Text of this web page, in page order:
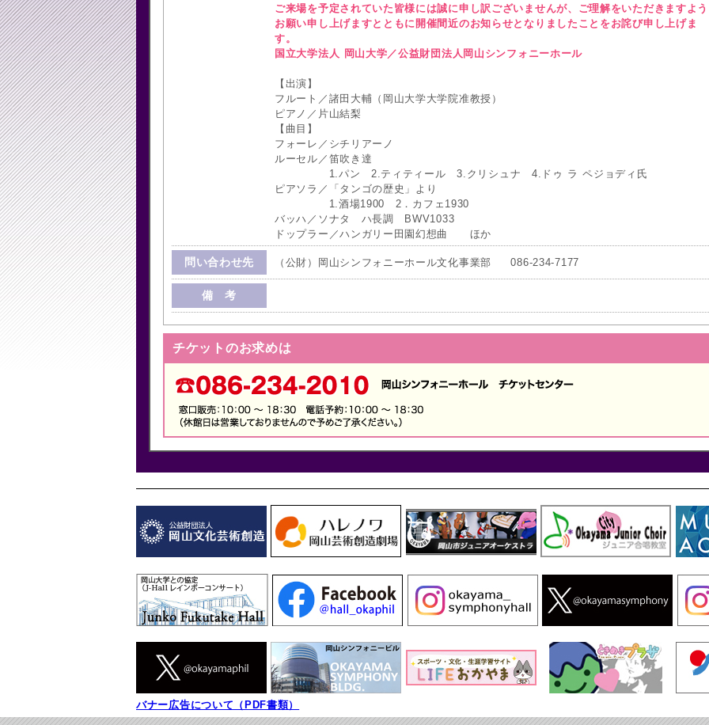
ご来場を予定されていた皆様には誠に申し訳ございませんが、ご理解をいただきますよう
お願い申し上げますとともに開催間近のお知らせとなりましたことをお詫び申し上げま
す。
国立大学法人 岡山大学／公益財団法人岡山シンフォニーホール
【出演】
フルート／諸田大輔（岡山大学大学院准教授）
ピアノ／片山結梨
【曲目】
フォーレ／シチリアーノ
ルーセル／笛吹き達
1.パン 2.ティティール 3.クリシュナ 4.ドゥ ラ ペジョディ氏
ピアソラ／「タンゴの歴史」より
1.酒場1900 2．カフェ1930
バッハ／ソナタ ハ長調 BWV1033
ドップラー／ハンガリー田園幻想曲 ほか
問い合わせ先 （公財）岡山シンフォニーホール文化事業部 086-234-7177
備 考
チケットのお求めは
バナー広告について（PDF書類）